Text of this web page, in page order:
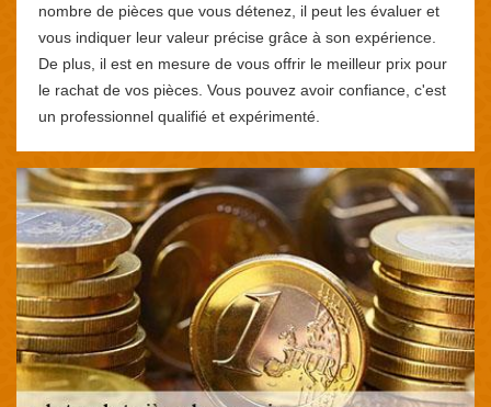
nombre de pièces que vous détenez, il peut les évaluer et
vous indiquer leur valeur précise grâce à son expérience.
De plus, il est en mesure de vous offrir le meilleur prix pour
le rachat de vos pièces. Vous pouvez avoir confiance, c'est
un professionnel qualifié et expérimenté.